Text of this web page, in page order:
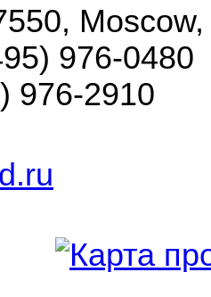
976-0480
976-2910